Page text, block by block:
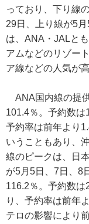
っており、下り線
29日、上り線が5
は、ANA・JALと
アムなどのリゾー
ア線などの人気が高
ANA国内線の提
101.4％。予約数
予約率は前年より
いうこともあり、
線のピークは、日
が5月5日、7日、8
116.2％。予約数
り、予約率は前年
テロの影響により